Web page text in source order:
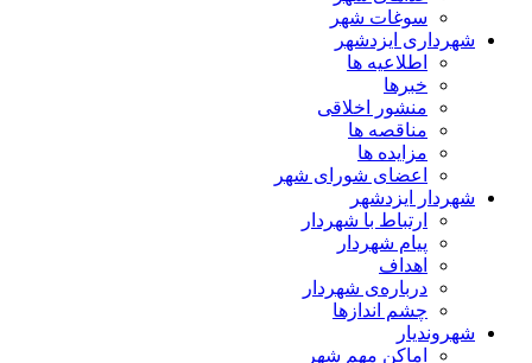
سوغات شهر
شهرداری ایزدشهر
اطلاعیه ها
خبرها
منشور اخلاقی
مناقصه ها
مزایده ها
اعضای شورای شهر
شهردار ایزدشهر
ارتباط با شهردار
پیام شهردار
اهداف
درباره‌ی شهردار
چشم اندازها
شهروندیار
اماکن مهم شهر